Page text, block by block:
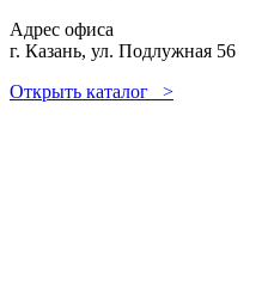
Адрес офиса
г. Казань, ул. Подлужная 56
Открыть каталог >